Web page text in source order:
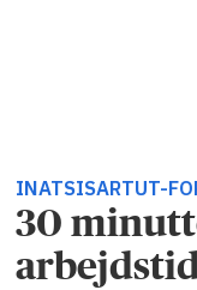
INATSISARTUT-
30